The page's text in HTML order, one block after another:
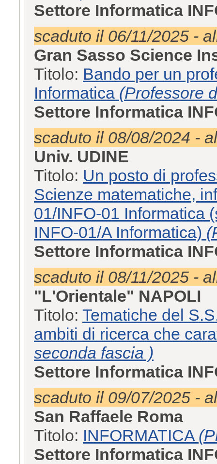
Settore Informatica
scaduto il 06/11/2025 -
Gran Sasso Science
Titolo: Bando per un
Informatica (Professore
Settore Informatica
scaduto il 08/08/2024 -
Univ. UDINE
Titolo: Un posto di
Scienze matematiche,
01/INFO-01 Informatica
INFO-01/A Informatica)
Settore Informatica
scaduto il 08/11/2025 -
"L'Orientale" NAPOLI
Titolo: Tematiche del
ambiti di ricerca che
seconda fascia )
Settore Informatica
scaduto il 09/07/2025 -
San Raffaele Roma
Titolo: INFORMATICA
Settore Informatica